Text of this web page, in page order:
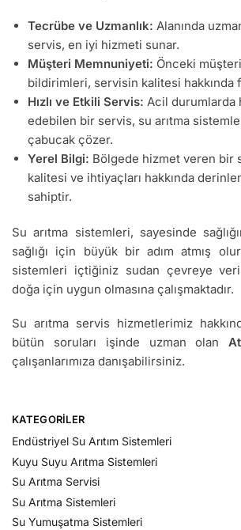
Tecrübe ve Uzmanlık: Alanında
servis, en iyi hizmeti sunar.
Müşteri Memnuniyeti: Önceki
bildirimleri, servisin kalitesi hakkında
Hızlı ve Etkili Servis: Acil durumlarda
edebilen bir servis, su arıtma
çabucak çözer.
Yerel Bilgi: Bölgede hizmet veren bir
kalitesi ve ihtiyaçları hakkında
sahiptir.
Su arıtma sistemleri, sayesinde
sağlığı için büyük bir adım atmış
sistemleri içtiğiniz sudan çevreye
doğa için uygun olmasına çalışmaktadır.
Su arıtma servis hizmetlerimiz
bütün soruları işinde uzman olan
çalışanlarımıza danışabilirsiniz.
KATEGORILER
Endüstriyel Su Arıtım Sistemleri
Kuyu Suyu Arıtma Sistemleri
Su Arıtma Servisi
Su Arıtma Sistemleri
Su Yumuşatma Sistemleri